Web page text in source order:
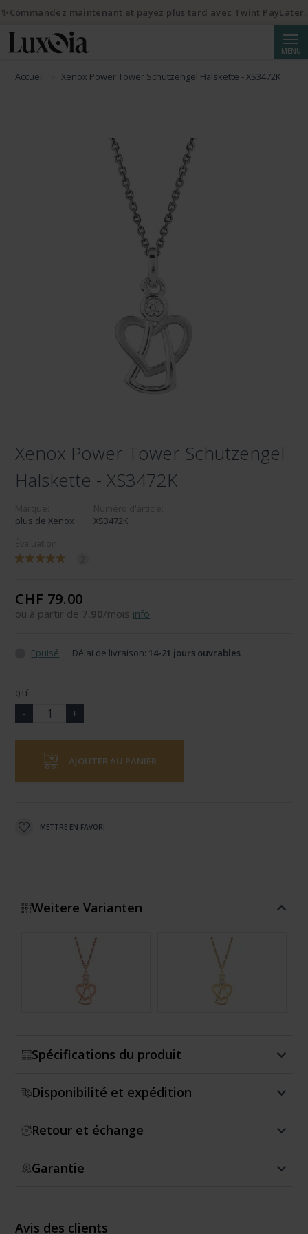
MENU
Accueil Xenox Power Tower Schutzengel Halskette - XS3472K
Xenox Power Tower Schutzengel
Halskette - XS3472K
plus de Xenox
XS3472K
CHF 79.00
ou à partir de 7.90/mois info
Epuisé Délai de livraison: 14-21 jours ouvrables
QTÉ
AJOUTER AU PANIER
METTRE EN FAVORI
Weitere Varianten
Spécifications du produit
Disponibilité et expédition
Retour et échange
Garantie
Avis des clients
✨Commandez maintenant et payez plus tard avec Twint PayLater.